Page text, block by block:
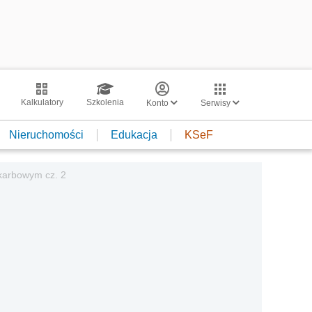
Kalkulatory Szkolenia Konto Serwisy
Nieruchomości Edukacja KSeF
cz. 2